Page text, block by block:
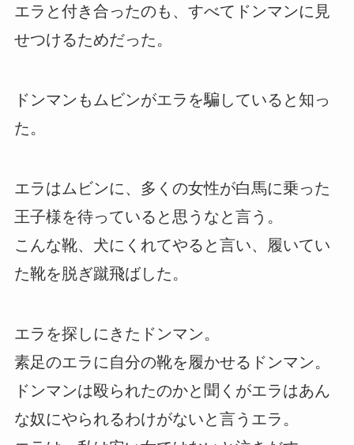
エラと付き合ったのも、すべてドンマンに見
せつけるためだった。
ドンマンもムビンがエラを騙していると知っ
た。
エラはムビンに、多くの女性が白馬に乗った
王子様を待っていると思うなと言う。
こんな靴、犬にくれてやると言い、履いてい
た靴を脱ぎ蹴飛ばした。
エラを探しにきたドンマン。
素足のエラに自分の靴を履かせるドンマン。
ドンマンは殴られたのかと聞くがエラはあん
な奴にやられるわけがないと言うエラ。